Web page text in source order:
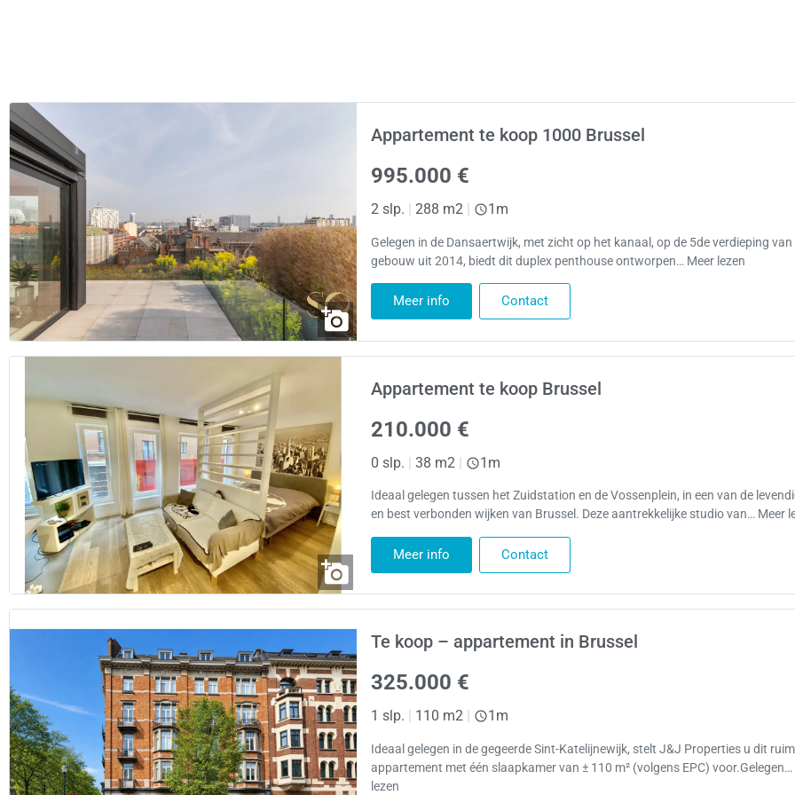
Appartement te koop 1000 Brussel
995.000 €
2 slp. 288 m2 1m
Gelegen in de Dansaertwijk, met zicht op het kanaal, op de 5de verdieping van
gebouw uit 2014, biedt dit duplex penthouse ontworpen… Meer lezen
Meer info Contact
Appartement te koop Brussel
210.000 €
0 slp. | 38 m2 | 1m
Ideaal gelegen tussen het Zuidstation en de Vossenplein, in een van de
en best verbonden wijken van Brussel. Deze aantrekkelijke studio van… Meer
Meer info Contact
Te koop – appartement in Brussel
325.000 €
1 slp. 110 m2 1m
Ideaal gelegen in de gegeerde Sint-Katelijnewijk, stelt J&J Properties u dit
appartement met één slaapkamer van ± 110 m² (volgens EPC) voor.Gelegen…
lezen